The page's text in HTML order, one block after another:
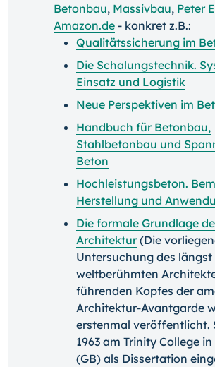
Betonbau, Massivbau, Peter
Amazon.de - konkret z.B.:
Qualitätssicherung im
Die Schalungstechnik.
Einsatz und Logistik
Neue Perspektiven im
Handbuch für Betonbau,
Stahlbetonbau und
Beton
Hochleistungsbeton.
Herstellung und
Die formale Grundlage
Architektur(Die
Untersuchung des längst
weltberühmten
führenden Kopfes der
Architektur-Avantgarde
erstenmal veröffentlicht.
1963 am Trinity College
(GB) als Dissertation